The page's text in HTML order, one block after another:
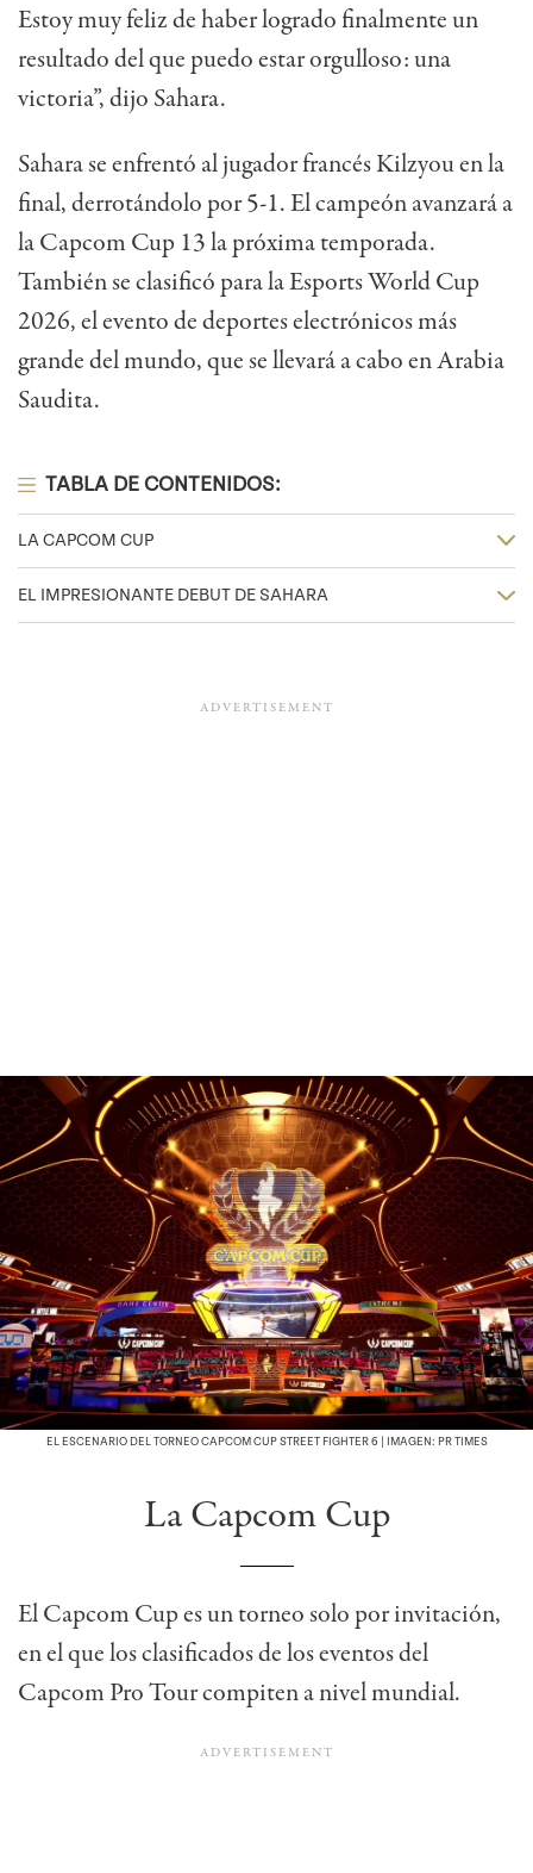
Estoy muy feliz de haber logrado finalmente un
resultado del que puedo estar orgulloso: una
victoria”, dijo Sahara.
Sahara se enfrentó al jugador francés Kilzyou en la
final, derrotándolo por 5-1. El campeón avanzará a
la Capcom Cup 13 la próxima temporada.
También se clasificó para la Esports World Cup
2026, el evento de deportes electrónicos más
grande del mundo, que se llevará a cabo en Arabia
Saudita.
TABLA DE CONTENIDOS:
LA CAPCOM CUP
EL IMPRESIONANTE DEBUT DE SAHARA
EL ESCENARIO DEL TORNEO CAPCOM CUP STREET FIGHTER 6 | IMAGEN: PR TIMES
La Capcom Cup
El Capcom Cup es un torneo solo por invitación,
en el que los clasificados de los eventos del
Capcom Pro Tour compiten a nivel mundial.